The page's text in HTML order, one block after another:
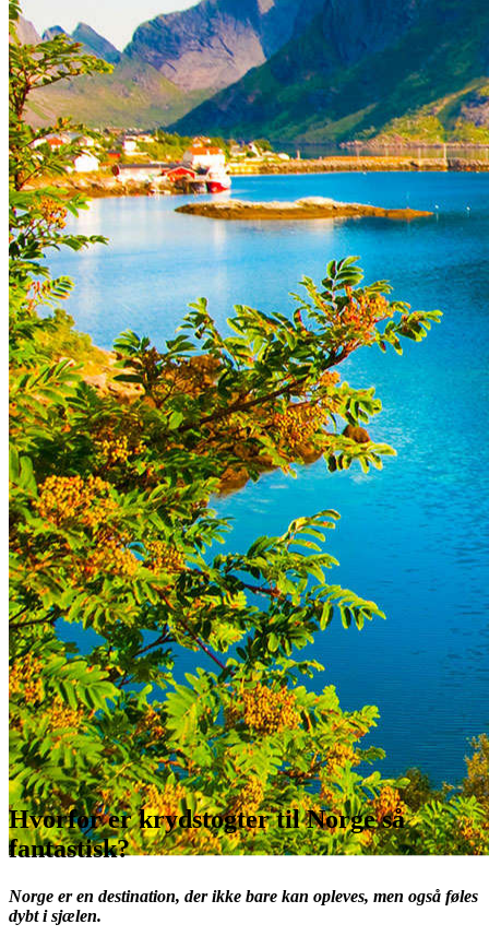
Det bliver ikke smukkere
Hvad kan krydstogter til Norge?
Krydstogter/ Inspiration/ Hvad kan krydstogter til Norge?
Hvorfor er krydstogter til Norge så
fantastisk?
Norge er en destination, der ikke bare kan opleves, men også føles
dybt i sjælen.